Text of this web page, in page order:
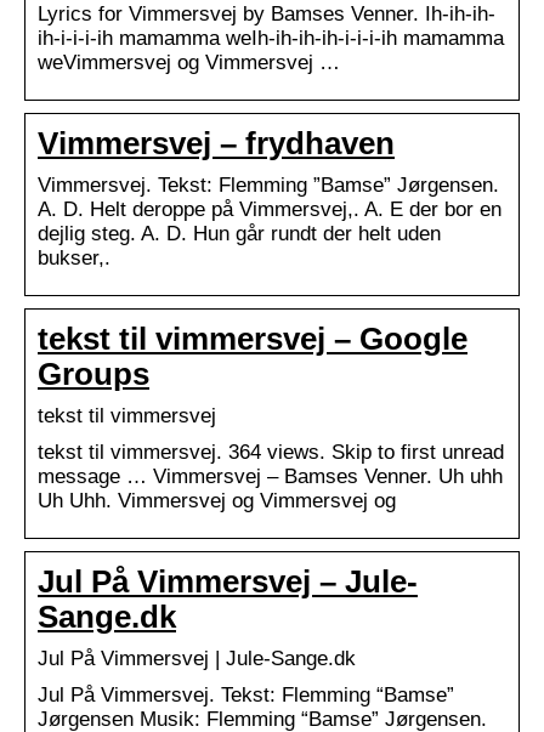
Lyrics for Vimmersvej by Bamses Venner. Ih-ih-ih-
ih-i-i-i-ih mamamma weIh-ih-ih-ih-i-i-i-ih mamamma
weVimmersvej og Vimmersvej …
Vimmersvej – frydhaven
Vimmersvej. Tekst: Flemming ”Bamse” Jørgensen.
A. D. Helt deroppe på Vimmersvej,. A. E der bor en
dejlig steg. A. D. Hun går rundt der helt uden
bukser,.
tekst til vimmersvej – Google
Groups
tekst til vimmersvej
tekst til vimmersvej. 364 views. Skip to first unread
message … Vimmersvej – Bamses Venner. Uh uhh
Uh Uhh. Vimmersvej og Vimmersvej og
Jul På Vimmersvej – Jule-
Sange.dk
Jul På Vimmersvej | Jule-Sange.dk
Jul På Vimmersvej. Tekst: Flemming “Bamse”
Jørgensen Musik: Flemming “Bamse” Jørgensen.